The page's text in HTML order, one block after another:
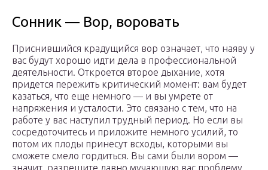
Сонник — Вор, воровать
Приснившийся крадущийся вор означает, что наяву у
вас будут хорошо идти дела в профессиональной
деятельности. Откроется второе дыхание, хотя
придется пережить критический момент: вам будет
казаться, что еще немного — и вы умрете от
напряжения и усталости. Это связано с тем, что на
работе у вас наступил трудный период. Но если вы
сосредоточитесь и приложите немного усилий, то
потом их плоды принесут всходы, которыми вы
сможете смело гордиться. Вы сами были вором —
значит, разрешите давно мучающую вас проблему,